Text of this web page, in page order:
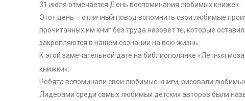
31 июля отмечается День воспоминания любимых книжек.
Этот день – отличный повод вспомнить свои любимые
прочитанных им книг без труда назовет те, которые
закрепляются в нашем сознании на всю жизнь.
К этой замечательной дате на библиополянке «Летняя
книжки».
Ребята вспоминали свои любимые книги, рисовали
Лидерами среди самых любимых детских авторов были